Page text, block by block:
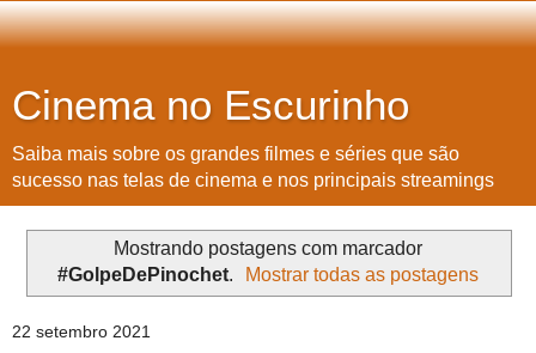
Cinema no Escurinho
Saiba mais sobre os grandes filmes e séries que são
sucesso nas telas de cinema e nos principais streamings
Mostrando postagens com marcador
#GolpeDePinochet. Mostrar todas as postagens
22 setembro 2021